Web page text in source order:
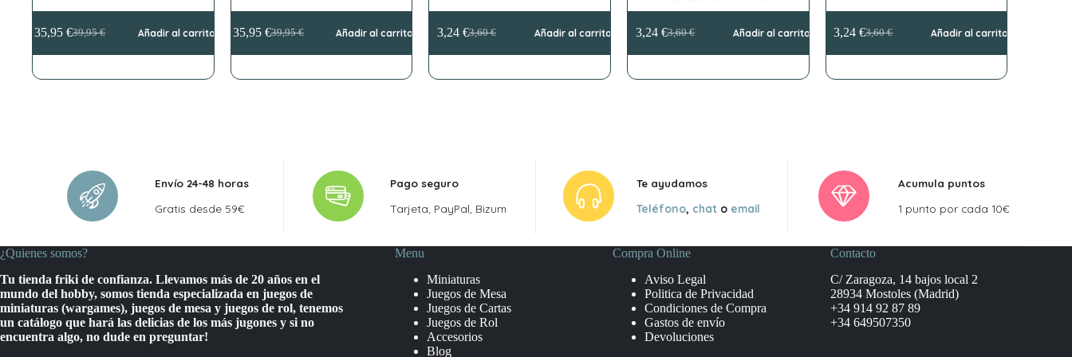
39,95€
El
precio
era:
35,95€El
precio
es:
Añadir al carrito 39,95€
El
precio
era:
35,95 €El
precio
es:
Añadir al carrito 3,60€
El
precio
era:
3,24€El
precio
es:
Añadir al carrito 3,60€
El
precio
era:
3,24 €El
precio
es:
Añadir al carrito 3,60€
El
precio
era:
3,24€El
precio
es:
Añadir al carrito
Envío 24-48 horas
Gratis desde 59€
Pago seguro
Tarjeta, PayPal, Bizum
Te ayudamos
Teléfono, chato email
Acumula puntos
1 punto por cada 10€
¿Quienes somos?
Tu tienda friki de confianza. Llevamos más de 20 años en el
mundo del hobby, somos tienda especializada en juegos de
miniaturas (wargames), juegos de mesa y juegos de rol, tenemos
un catálogo que hará las delicias de los más jugones y si no
encuentra algo, no dude en preguntar!
Menu
Miniaturas
Juegos de Mesa
Juegos de Cartas
Juegos de Rol
Accesorios
Blog
Compra Online
Aviso Legal
Politica de Privacidad
Condiciones de Compra
Gastos de envío
Devoluciones
Contacto
C/ Zaragoza, 14 bajos local 2
28934 Mostoles (Madrid)
+34 914 92 87 89
+34 649507350